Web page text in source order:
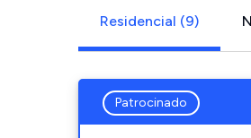
Residencial (9)
Patrocinado